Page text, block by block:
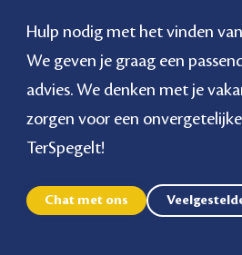
Hulp nodig met het vinden
We geven je graag een
advies. We denken met je
zorgen voor een
TerSpegelt!
Chat met ons